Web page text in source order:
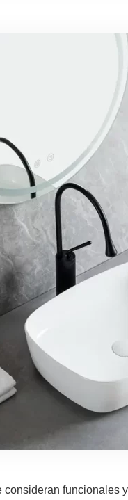
consideran funcionales